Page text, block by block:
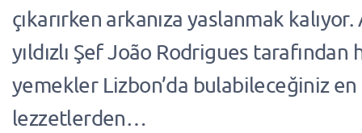
çıkarırken arkanıza yaslanmak
yıldızlı Şef João Rodrigues tarafından
yemekler Lizbon’da bulabileceğiniz en
lezzetlerden…